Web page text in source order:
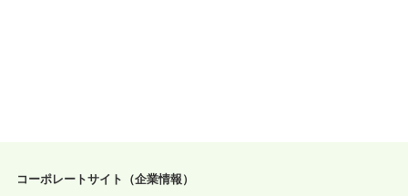
コーポレートサイト（企業情報）